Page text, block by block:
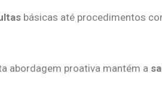
básicas até procedimentos
abordagem proativa mantém a